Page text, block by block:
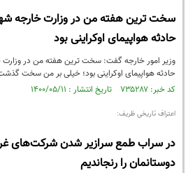
سخت ترین هفته من در وزارت خارجه
حادثه هواپیمای اوکراینی بود
وزیر امور خارجه گفت: سخت ترین هفته من در وزارت
حادثه هواپیمای اوکراینی بود؛ خیلی بر من سخت
کد خبر: ۷۳۵۲۸۷ تاریخ انتشار : ۱۴۰۰/۰۵/۱۱
اعتراف تاریخی ظریف:
در سراب طمع سرازیر شدن شرکت‌های
دوستانمان را رنجاندیم